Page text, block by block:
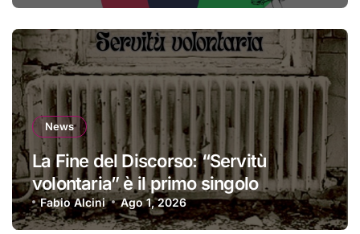
News
La Fine del Discorso: “Servitù
volontaria” è il primo singolo
Fabio Alcini Ago 1, 2026